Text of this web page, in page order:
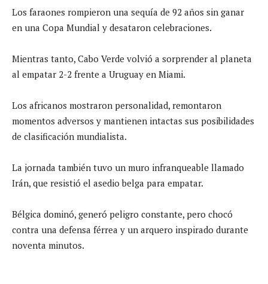
Los faraones rompieron una sequía de 92 años sin ganar
en una Copa Mundial y desataron celebraciones.
Mientras tanto, Cabo Verde volvió a sorprender al planeta
al empatar 2-2 frente a Uruguay en Miami.
Los africanos mostraron personalidad, remontaron
momentos adversos y mantienen intactas sus posibilidades
de clasificación mundialista.
La jornada también tuvo un muro infranqueable llamado
Irán, que resistió el asedio belga para empatar.
Bélgica dominó, generó peligro constante, pero chocó
contra una defensa férrea y un arquero inspirado durante
noventa minutos.